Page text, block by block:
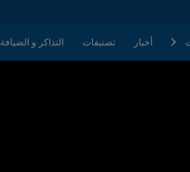
أخبار تصنيفات التذاكر و الضيافة